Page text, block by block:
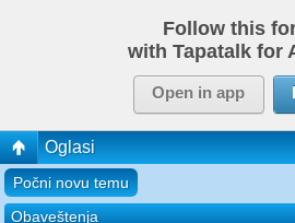
Follow this
with Tapatalk for
Open in app
Oglasi
Počni novu temu
Obaveštenja